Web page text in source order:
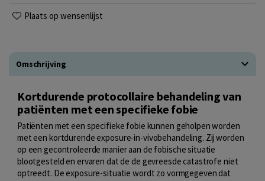
Plaats op wensenlijst
Omschrijving
Kortdurende protocollaire behandeling van
patiënten met een specifieke fobie
Patiënten met een specifieke fobie kunnen geholpen worden
met een kortdurende exposure-in-vivobehandeling. Zij worden
op een gecontroleerde manier aan de fobische situatie
blootgesteld en ervaren dat de de gevreesde catastrofe niet
optreedt. De exposure-situatie wordt zo vormgegeven dat